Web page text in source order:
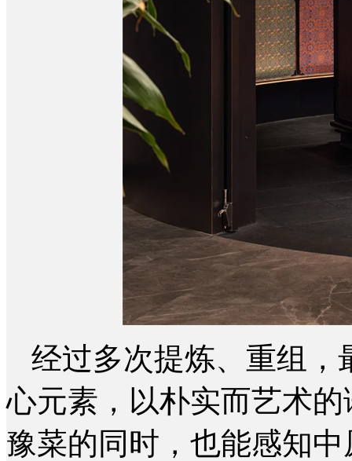
经过多次提炼、重组，
心元素，以朴实而艺术
豫菜的同时，也能感知